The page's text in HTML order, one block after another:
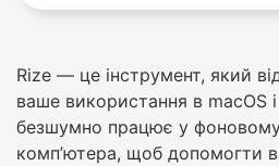
Rize — це інструмент, який
ваше використання в macOS
безшумно працює у
комп’ютера, щоб допомогти